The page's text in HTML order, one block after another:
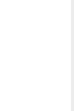
(Рівне))